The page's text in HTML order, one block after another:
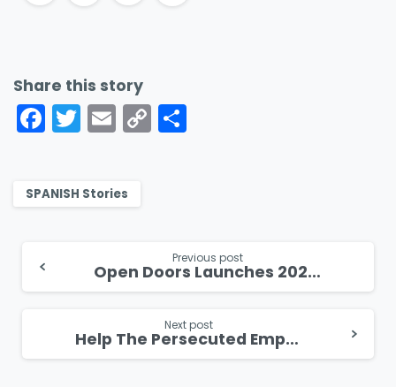
Share this story
Facebook
Twitter
Email
Copy
Link
SPANISH Stories
Reading
Previous post
Open Doors Launches 2024 World Watch List in UK Parliament
Next post
Help The Persecuted Empowers Christians in Egypt with Livelihood Opportunities